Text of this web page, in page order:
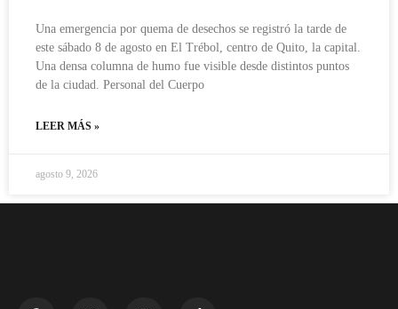
Una emergencia por quema de desechos se registró la tarde de
este sábado 8 de agosto en El Trébol, centro de Quito, la capital.
Una densa columna de humo fue visible desde distintos puntos
de la ciudad. Personal del Cuerpo
LEER MÁS »
agosto 9, 2026